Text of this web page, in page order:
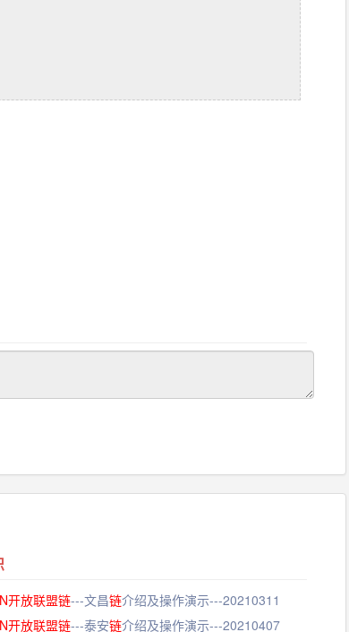
开放联盟链---文昌链介绍及操作演示---20210311
开放联盟链---泰安链介绍及操作演示---20210407